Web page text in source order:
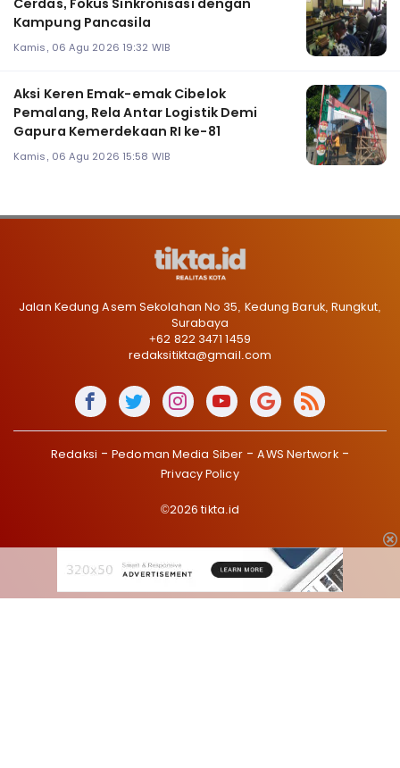
Cerdas, Fokus Sinkronisasi dengan
Kampung Pancasila
Kamis, 06 Agu 2026 19:32 WIB
Aksi Keren Emak-emak Cibelok
Pemalang, Rela Antar Logistik Demi
Gapura Kemerdekaan RI ke-81
Kamis, 06 Agu 2026 15:58 WIB
Jalan Kedung Asem Sekolahan No 35, Kedung Baruk, Rungkut,
Surabaya
+62 822 3471 1459
redaksitikta@gmail.com
Redaksi Pedoman Media Siber
AWS Nertwork
Privacy Policy
©2026 tikta.id